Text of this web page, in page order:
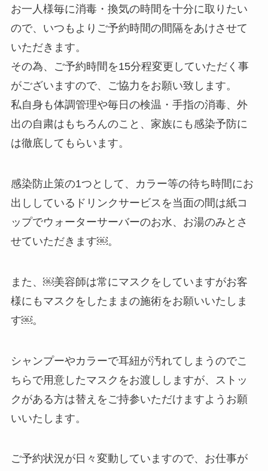
お一人様毎に消毒・換気の時間を十分に取りたい
ので、いつもよりご予約時間の間隔をあけさせて
いただきます。
その為、ご予約時間を15分程変更していただく事
がございますので、ご協力をお願い致します。
私自身も体調管理や毎日の検温・手指の消毒、外
出の自粛はもちろんのこと、家族にも感染予防に
は徹底してもらいます。
感染防止策の1つとして、カラー等の待ち時間にお
出ししているドリンクサービスを当面の間は紙コ
ップでウォーターサーバーのお水、お湯のみとさ
せていただきます￼。
また、￼美容師は常にマスクをしていますがお客
様にもマスクをしたままの施術をお願いいたしま
す￼。
シャンプーやカラーで耳紐が汚れてしまうのでこ
ちらで用意したマスクをお渡ししますが、ストッ
クがある方は替えをご持参いただけますようお願
いいたします。
ご予約状況が日々変動していますので、お仕事が